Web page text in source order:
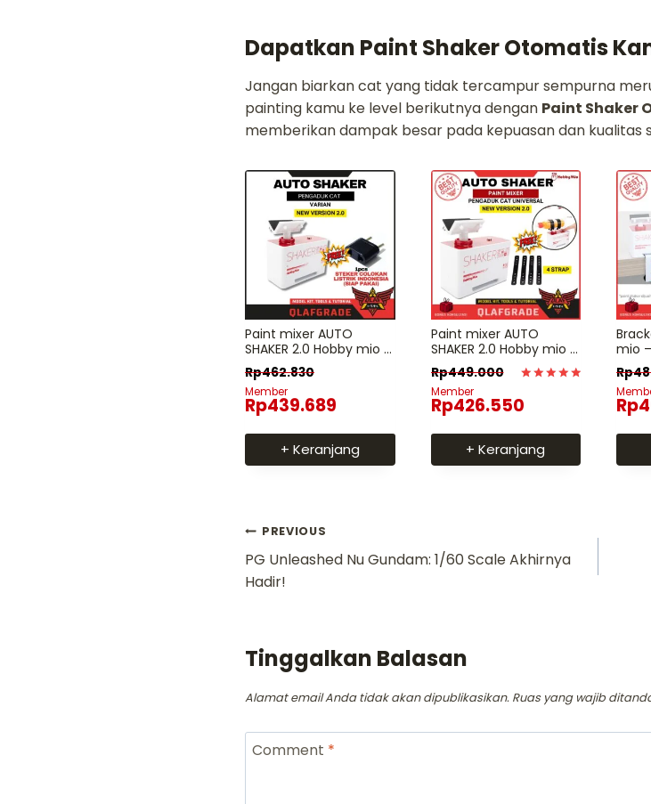
Dapatkan Paint Shaker Otomatis
Jangan biarkan cat yang tidak tercampur sempurna
painting kamu ke level berikutnya dengan Paint Shaker
memberikan dampak besar pada kepuasan dan kualitas
Paint mixer AUTO
SHAKER 2.0 Hobby mio –
FREE Adaptor EU
Rp462.830
Member
Rp439.689
+ Keranjang
Paint mixer AUTO
SHAKER 2.0 Hobby mio –
pengaduk mixing
campur cat otomatis
universal
5
dari 5
Rp449.000
Member
Rp426.550
+ Keranjang
mio
Rp
Rp
Navigasi
pos
PREVIOUS
PG Unleashed Nu Gundam: 1/60 Scale Akhirnya
Hadir!
Tinggalkan Balasan
Alamat email Anda tidak akan dipublikasikan. Ruas yang wajib
Comment *